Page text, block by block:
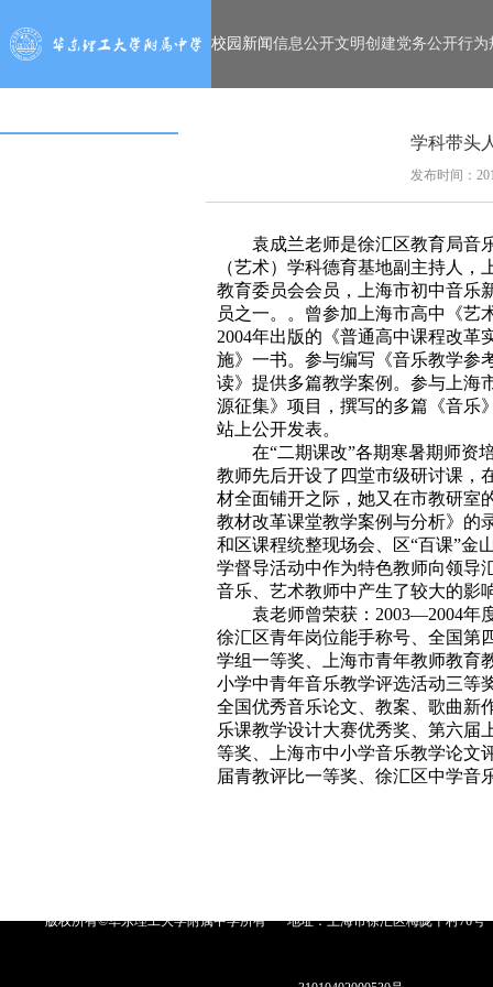
校园新闻信息公开文明创建党务公开行为
学科带头
发布时间：
袁成兰老师是徐汇区教育局音
（艺术）学科德育基地副主持人
教育委员会会员，上海市初中音乐
员之一。。曾参加上海市高中《艺
2004年出版的《普通高中课程改
施》一书。参与编写《音乐教学参
读》提供多篇教学案例。参与上海
源征集》项目，撰写的多篇《音乐
站上公开发表。
在“二期课改”各期寒暑期师资
教师先后开设了四堂市级研讨课，
材全面铺开之际，她又在市教研室
教材改革课堂教学案例与分析》的
和区课程统整现场会、区“百课”金
学督导活动中作为特色教师向领导
音乐、艺术教师中产生了较大的影
袁老师曾荣获：2003—2004年度
徐汇区青年岗位能手称号、全国第
学组一等奖、上海市青年教师教育
小学中青年音乐教学评选活动三等
全国优秀音乐论文、教案、歌曲新
乐课教学设计大赛优秀奖、第六届
等奖、上海市中小学音乐教学论文
届青教评比一等奖、徐汇区中学音
版权所有©华东理工大学附属中学所有 地址：上海市徐汇区梅陇十村76号